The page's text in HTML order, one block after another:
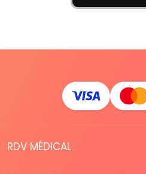
RDV MÉDICAL